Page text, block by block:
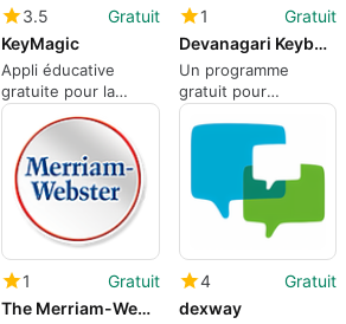
3.5
Gratuit
KeyMagic
Appli éducative
gratuite pour la
traduction
1
Gratuit
Devanagari Keyboard
Un programme
gratuit pour
Windows, par Nitin
Sawant.
1
Gratuit
The Merriam-Webster Dictionary and Thesaurus
4
Gratuit
dexway